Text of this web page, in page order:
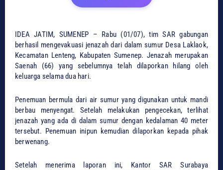
IDEA JATIM, SUMENEP – Rabu (01/07), tim SAR gabungan
berhasil mengevakuasi jenazah dari dalam sumur Desa Laklaok,
Kecamatan Lenteng, Kabupaten Sumenep. Jenazah merupakan
Saenah (66) yang sebelumnya telah dilaporkan hilang oleh
keluarga selama dua hari.
Penemuan bermula dari air sumur yang digunakan untuk mandi
berbau menyengat. Setelah melakukan pengecekan, terlihat
jenazah yang ada di dalam sumur dengan kedalaman 40 meter
tersebut. Penemuan inipun kemudian dilaporkan kepada pihak
berwenang.
Setelah menerima laporan ini, Kantor SAR Surabaya